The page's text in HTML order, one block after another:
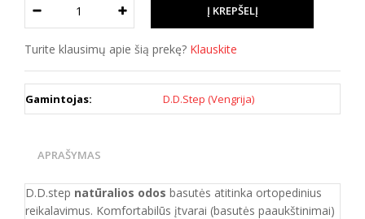
Turite klausimų apie šią prekę? Klauskite
Gamintojas: D.D.Step (Vengrija)
APRAŠYMAS
D.D.step natūralios odos basutės atitinka ortopedinius
reikalavimus. Komfortabilūs įtvarai (basutės paaukštinimai)